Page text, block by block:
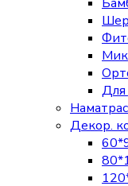
Для
Декор.